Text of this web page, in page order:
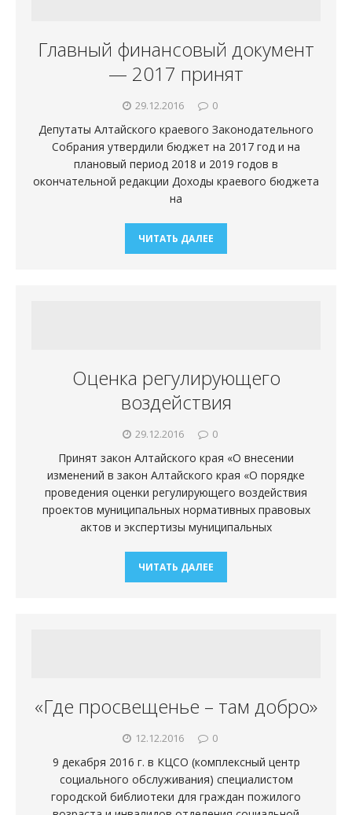
Главный финансовый документ
— 2017 принят
29.12.2016 0
Депутаты Алтайского краевого Законодательного
Собрания утвердили бюджет на 2017 год и на
плановый период 2018 и 2019 годов в
окончательной редакции Доходы краевого бюджета
на
ЧИТАТЬ ДАЛЕЕ
Оценка регулирующего
воздействия
29.12.2016 0
Принят закон Алтайского края «О внесении
изменений в закон Алтайского края «О порядке
проведения оценки регулирующего воздействия
проектов муниципальных нормативных правовых
актов и экспертизы муниципальных
ЧИТАТЬ ДАЛЕЕ
«Где просвещенье – там добро»
12.12.2016 0
9 декабря 2016 г. в КЦСО (комплексный центр
социального обслуживания) специалистом
городской библиотеки для граждан пожилого